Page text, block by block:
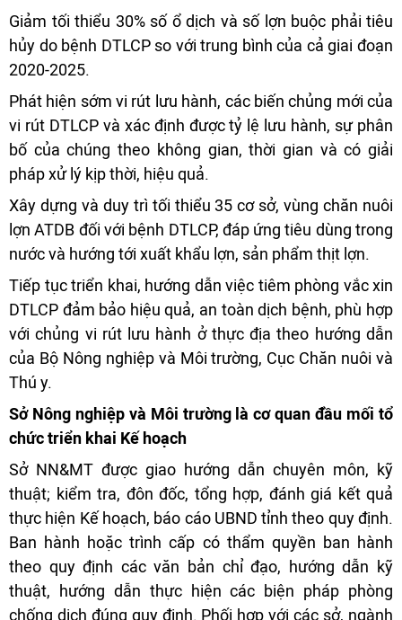
Giảm tối thiểu 30% số ổ dịch và số lợn buộc phải tiêu
hủy do bệnh DTLCP so với trung bình của cả giai đoạn
2020-2025.
Phát hiện sớm vi rút lưu hành, các biến chủng mới của
vi rút DTLCP và xác định được tỷ lệ lưu hành, sự phân
bố của chúng theo không gian, thời gian và có giải
pháp xử lý kịp thời, hiệu quả.
Xây dựng và duy trì tối thiểu 35 cơ sở, vùng chăn nuôi
lợn ATDB đối với bệnh DTLCP, đáp ứng tiêu dùng trong
nước và hướng tới xuất khẩu lợn, sản phẩm thịt lợn.
Tiếp tục triển khai, hướng dẫn việc tiêm phòng vắc xin
DTLCP đảm bảo hiệu quả, an toàn dịch bệnh, phù hợp
với chủng vi rút lưu hành ở thực địa theo hướng dẫn
của Bộ Nông nghiệp và Môi trường, Cục Chăn nuôi và
Thú y.
Sở Nông nghiệp và Môi trường là cơ quan đầu mối tổ
chức triển khai Kế hoạch
Sở NN&MT được giao hướng dẫn chuyên môn, kỹ
thuật; kiểm tra, đôn đốc, tổng hợp, đánh giá kết quả
thực hiện Kế hoạch, báo cáo UBND tỉnh theo quy định.
Ban hành hoặc trình cấp có thẩm quyền ban hành
theo quy định các văn bản chỉ đạo, hướng dẫn kỹ
thuật, hướng dẫn thực hiện các biện pháp phòng
chống dịch đúng quy định. Phối hợp với các sở, ngành